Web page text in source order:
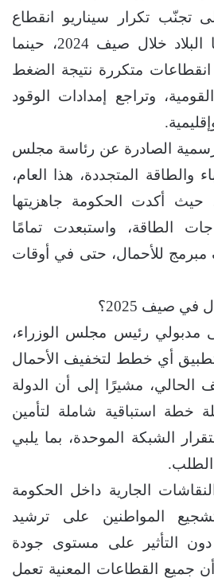
تجنّب تكرار سيناريو انقطاع
الكهرباء التي شهدتها البلاد خلال صيف 2024، حينما
متكررة نتيجة الضغط
وتراجع إمدادات الوقود
الصادرة عن رئاسة مجلس
والطاقة المتجددة، هذا العام،
حيث أكدت الحكومة جاهزيتها
الطاقة، واستبعدت تمامًا
مبرمج للأحمال، حتى في أوقات
صيف 2025؟
مدبولي رئيس مجلس الوزراء،
تطبيق أي خطط لتخفيف الأحمال
الحالي، مشيرًا إلى أن الدولة
خطة استباقية شاملة لتأمين
الشبكة الموحدة، بما يلبي
الطلب.
الجارية داخل الحكومة
المواطنين على ترشيد
دون التأثير على مستوى جودة
جميع القطاعات المعنية تعمل